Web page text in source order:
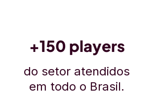
+150 players
do setor atendidos
em todo o Brasil.